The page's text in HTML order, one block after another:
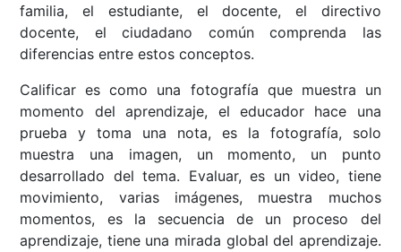
familia, el estudiante, el docente, el directivo
docente, el ciudadano común comprenda las
diferencias entre estos conceptos.
Calificar es como una fotografía que muestra un
momento del aprendizaje, el educador hace una
prueba y toma una nota, es la fotografía, solo
muestra una imagen, un momento, un punto
desarrollado del tema. Evaluar, es un video, tiene
movimiento, varias imágenes, muestra muchos
momentos, es la secuencia de un proceso del
aprendizaje, tiene una mirada global del aprendizaje.